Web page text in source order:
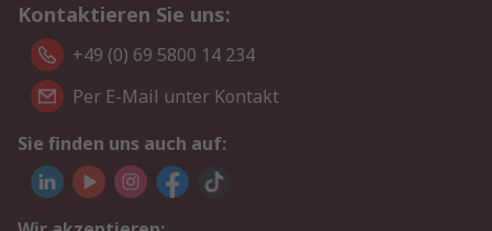
Kontaktieren Sie uns:
+49 (0) 69 5800 14 234
Per E-Mail unter Kontakt
Sie finden uns auch auf: